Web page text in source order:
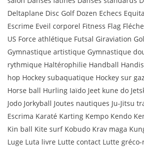
Deltaplane Disc Golf Dozen Echecs
Escrime Eveil corporel Fitness Flag
US Force athlétique Futsal Giraviation
Gymnastique artistique Gymnastique
rythmique Haltérophilie Handball
hop Hockey subaquatique Hockey sur
Horse ball Hurling Iaïdo Jeet kune do
Jodo Jorkyball Joutes nautiques Ju-Jitsu
Escrima Karaté Karting Kempo Kendo
Kin ball Kite surf Kobudo Krav maga
Luge Luta livre Lutte contact Lutte